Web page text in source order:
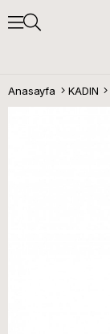
Anasayfa KADIN